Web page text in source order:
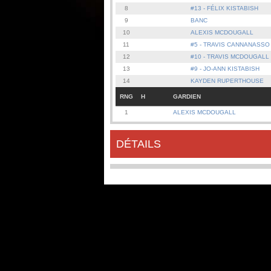
8
#13 - FÉLIX KISTABISH
9
BANC
10
ALEXIS MCDOUGALL
11
#5 - TRAVIS CANNANASSO
12
#10 - TRAVIS MCDOUGALL
13
#9 - JO-ANN KISTABISH
14
KAYDEN RUPERTHOUSE
RNG H GARDIEN
1 ALEXIS MCDOUGALL
DÉTAILS